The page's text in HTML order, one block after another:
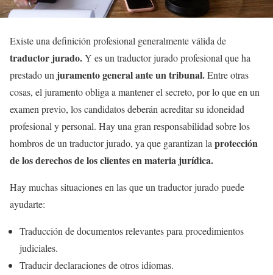
Existe una definición profesional generalmente válida de
traductor jurado.Y es un traductor jurado profesional que ha
prestado un juramento general ante un tribunal.Entre otras
cosas, el juramento obliga a mantener el secreto, por lo que en un
examen previo, los candidatos deberán acreditar su idoneidad
profesional y personal. Hay una gran responsabilidad sobre los
hombros de un traductor jurado, ya que garantizan la protección
de los derechos de los clientes en materia jurídica.
Hay muchas situaciones en las que un traductor jurado puede
ayudarte:
Traducción de documentos relevantes para procedimientos
judiciales.
Traducir declaraciones de otros idiomas.